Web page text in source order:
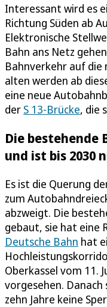
Interessant wird es
Richtung Süden ab
Elektronische
Bahn ans Netz
Bahnverkehr auf die
alten werden ab
eine neue
der S 13-Brücke, die
Die bestehende
und ist bis 2030
Es ist die Querung
zum
abzweigt. Die
gebaut, sie hat eine
Deutsche Bahn hat
Oberkassel vom 11.
vorgesehen.
zehn Jahre keine